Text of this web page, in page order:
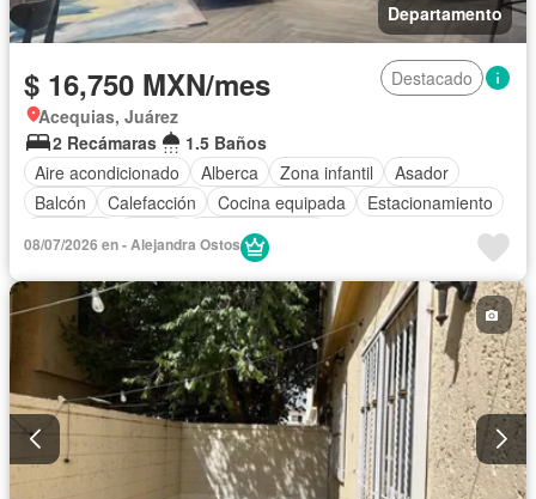
Departamento
$ 16,750 MXN/mes
Destacado
Acequias, Juárez
2 Recámaras
1.5 Baños
Aire acondicionado
Alberca Zona infantil
Asador
Balcón
Calefacción Cocina equipada
Estacionamiento
Sala polivalente
08/07/2026 en - Alejandra Ostos